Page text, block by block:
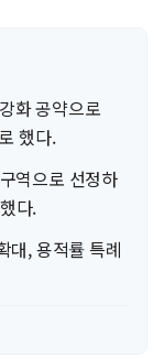
화 공약으로
했다.
역으로 선정하
다.
대, 용적률 특례